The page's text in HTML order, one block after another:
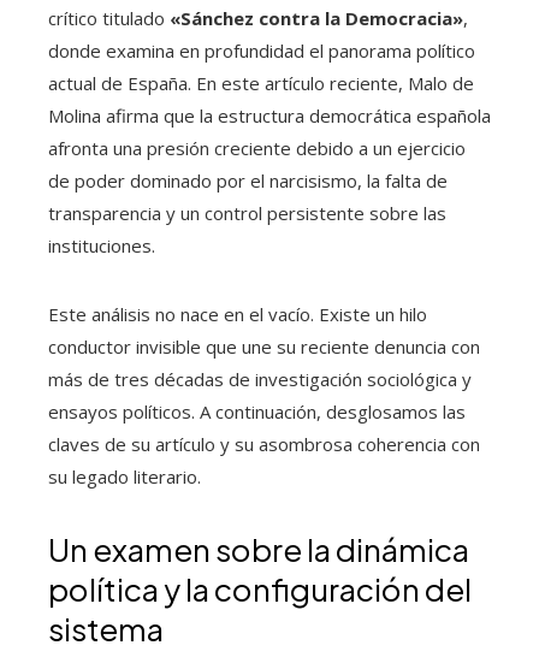
crítico titulado «Sánchez contra la Democracia»,
donde examina en profundidad el panorama político
actual de España. En este artículo reciente, Malo de
Molina afirma que la estructura democrática española
afronta una presión creciente debido a un ejercicio
de poder dominado por el narcisismo, la falta de
transparencia y un control persistente sobre las
instituciones.
Este análisis no nace en el vacío. Existe un hilo
conductor invisible que une su reciente denuncia con
más de tres décadas de investigación sociológica y
ensayos políticos. A continuación, desglosamos las
claves de su artículo y su asombrosa coherencia con
su legado literario.
Un examen sobre la dinámica
política y la configuración del
sistema